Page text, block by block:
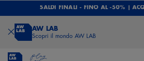
SALDI FINALI - FINO AL -50% |
AW LAB
Scopri il mondo AW LAB